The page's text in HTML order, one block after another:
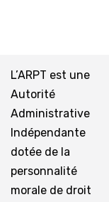
L’ARPT est une
Autorité
Administrative
Indépendante
dotée de la
personnalité
morale de droit